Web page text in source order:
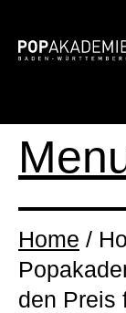
Home /
den Preis